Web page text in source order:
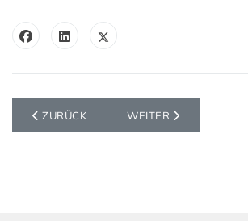
VORHERIGER BEITRAG: BIG APPLE
ZURÜCK NÄCHSTER BEITRAG:
WEITER